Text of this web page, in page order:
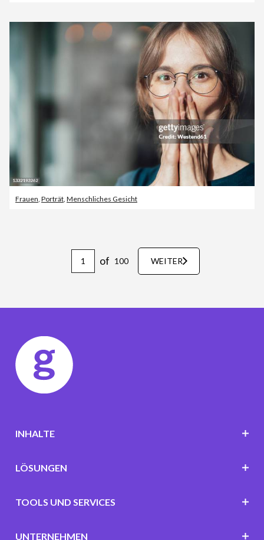
Frauen Porträt Menschliches Gesicht
of 100 WEITER
INHALTE
LÖSUNGEN
TOOLS UND SERVICES
UNTERNEHMEN